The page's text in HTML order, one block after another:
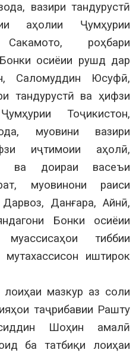
вазири тандурустӣ
аҳолии Ҷумҳурии
роҳбари
осиёии рушд дар
Саломуддин Юсуфӣ,
тандурустӣ ва ҳифзи
Тоҷикистон,
муовини вазири
иҷтимоии аҳолӣ,
ва доираи васеъи
муовинони раиси
Данғара, Айнӣ,
Бонки осиёии
тиббии
иштирок
мазкур аз соли
таҷрибавии Рашту
Шоҳин амалӣ
ба татбиқи лоиҳаи